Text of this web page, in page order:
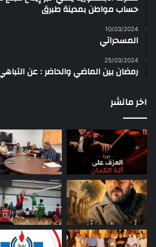
حساب مواطن بمدينة طبرق
10/03/2024
المسحراتي
25/03/2024
رمضان بين الماضي والحاضر : عن
اخر مانشر